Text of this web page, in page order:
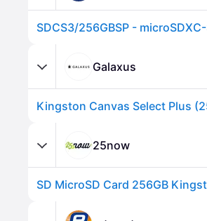
Galaxus
25now